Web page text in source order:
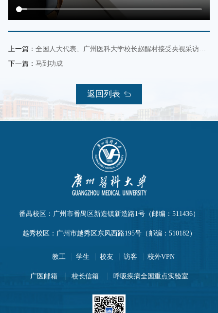
上一篇： 全国人大代表、广州医科大学校长赵醒村接受央视采访，畅谈人才培养有关建议
下一篇： 马到功成
返回列表
番禺校区：广州市番禺区新造镇新造路1号（邮编：511436）
越秀校区：广州市越秀区东风西路195号（邮编：510182）
教工 学生 校友 访客 校外VPN
广医邮箱 校长信箱 呼吸疾病全国重点实验室